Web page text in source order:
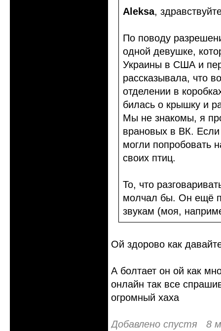
Aleksa,
По поводу
одной девушке,
Украины в США и
рассказывала, что
отделении в
билась о крышку и
Мы не знакомы, я
врановых в ВК.
могли попробовать
своих птиц.
То, что
молчал бы. Он ещё
звукам (моя,
Ой здорово как
А болтает он ой как
онлайн так все
огромный хаха
Добавлено спустя 8